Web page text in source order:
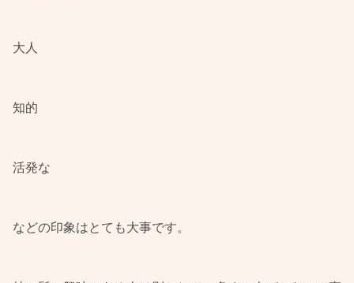
大人
知的
活発な
などの印象はとても大事です。